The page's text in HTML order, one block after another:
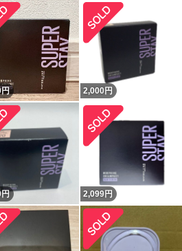
！
円 2,000 円
円 2,099円